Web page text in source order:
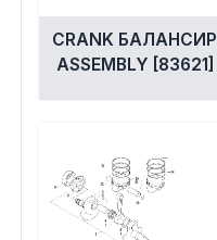
CRANK БАЛАНСИР
ASSEMBLY [83621]